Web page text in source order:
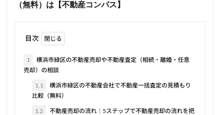
（無料）は【不動産コンパス】
目次
1
横浜市緑区の不動産売却や不動産査定（相続・離婚・任意
売却）の相談
1.1
横浜市緑区の不動産会社で不動産一括査定の見積もり
比較（無料）
1.2
不動産売却の流れ｜5ステップで不動産売却の流れを把